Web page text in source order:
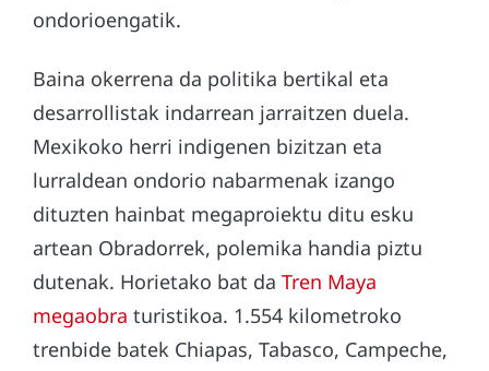
ondorioengatik.
Baina okerrena da politika bertikal eta
desarrollistak indarrean jarraitzen duela.
Mexikoko herri indigenen bizitzan eta
lurraldean ondorio nabarmenak izango
dituzten hainbat megaproiektu ditu esku
artean Obradorrek, polemika handia piztu
dutenak. Horietako bat da Tren Maya
megaobra turistikoa. 1.554 kilometroko
trenbide batek Chiapas, Tabasco, Campeche,